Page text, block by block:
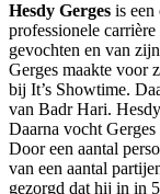
Hesdy Gerges is een
professionele
gevochten en van
Gerges maakte voor
bij It’s Showtime.
van Badr Hari.
Daarna vocht
Door een aantal
van een aantal
gezorgd dat hij in in